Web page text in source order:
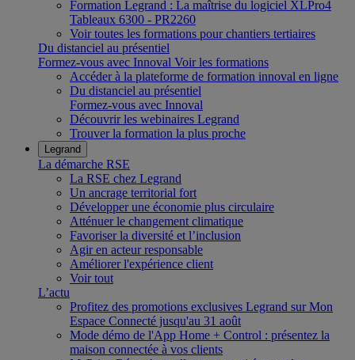
Formation Legrand : La maîtrise du logiciel XLPro4
Tableaux 6300 - PR2260
Voir toutes les formations pour chantiers tertiaires
Du distanciel au présentiel
Formez-vous avec Innoval Voir les formations
Accéder à la plateforme de formation innoval en ligne
Du distanciel au présentiel
Formez-vous avec Innoval
Découvrir les webinaires Legrand
Trouver la formation la plus proche
Legrand
La démarche RSE
La RSE chez Legrand
Un ancrage territorial fort
Développer une économie plus circulaire
Atténuer le changement climatique
Favoriser la diversité et l’inclusion
Agir en acteur responsable
Améliorer l'expérience client
Voir tout
L’actu
Profitez des promotions exclusives Legrand sur Mon
Espace Connecté jusqu'au 31 août
Mode démo de l'App Home + Control : présentez la
maison connectée à vos clients